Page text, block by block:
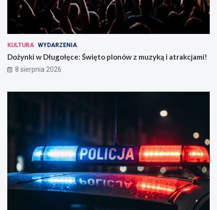
KULTURA WYDARZENIA
Dożynki w Długołęce: Święto plonów z muzyką i atrakcjami!
8 sierpnia 2026